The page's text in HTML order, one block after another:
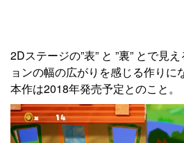
2Dステージの”表” と ”裏” とで見
ョンの幅の広がりを感じる作りに
本作は2018年発売予定とのこと。